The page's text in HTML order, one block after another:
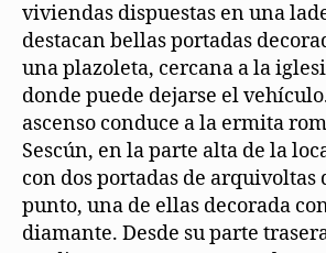
viviendas dispuestas en una
destacan bellas portadas
una plazoleta, cercana a la
donde puede dejarse el
ascenso conduce a la ermita
Sescún, en la parte alta de la
con dos portadas de arquivoltas
punto, una de ellas decorada
diamante. Desde su parte